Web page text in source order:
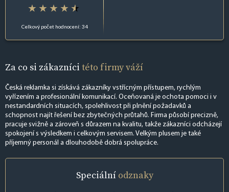
Celkový počet hodnocení: 34
Za co si zákazníci této firmy váží
Česká reklamka si získává zákazníky vstřícným přístupem, rychlým
vyřízením a profesionální komunikací. Oceňovaná je ochota pomoci i v
nestandardních situacích, spolehlivost při plnění požadavků a
schopnost najít řešení bez zbytečných průtahů. Firma působí precizně,
pracuje svižně a zároveň s důrazem na kvalitu, takže zákazníci odcházejí
spokojení s výsledkem i celkovým servisem. Velkým plusem je také
příjemný personál a dlouhodobě dobrá spolupráce.
Speciální odznaky